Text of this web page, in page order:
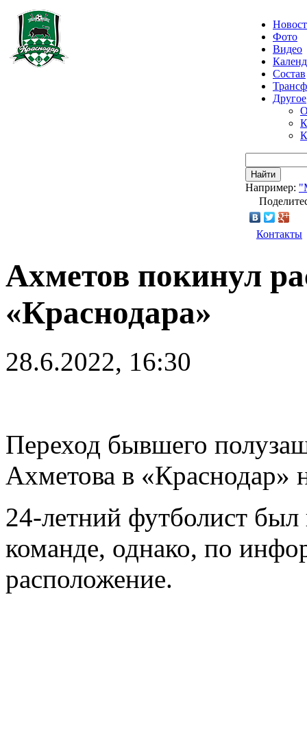
Фото
Видео
Состав
Другое
Найти
Например:
Контакты
Ахметов покинул
«Краснодара»
28.6.2022, 16:30
Переход бывшего
Ахметова в «Краснодар»
24-летний футболист был
команде, однако, по
расположение.